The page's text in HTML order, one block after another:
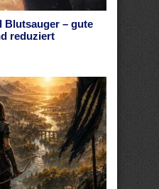
Blutsauger – gute
reduziert